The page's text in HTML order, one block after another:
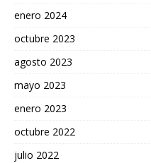
enero 2024
octubre 2023
agosto 2023
mayo 2023
enero 2023
octubre 2022
julio 2022